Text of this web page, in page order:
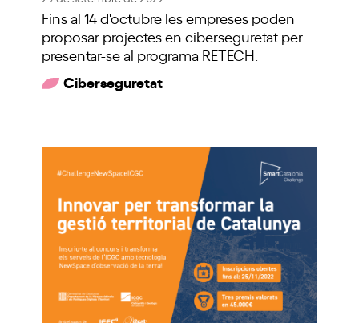
Fins al 14 d'octubre les empreses poden
proposar projectes en ciberseguretat per
presentar-se al programa RETECH.
Ciberseguretat